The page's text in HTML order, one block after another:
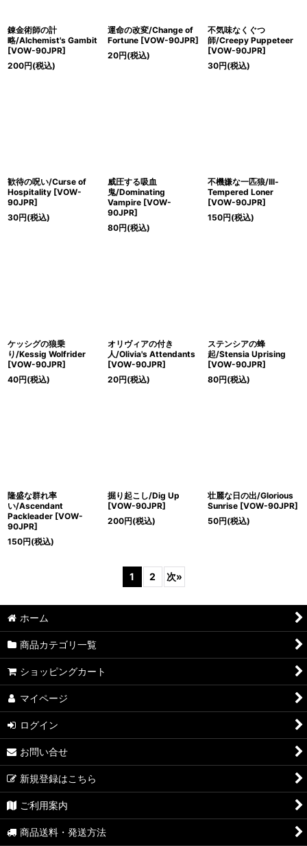
錬金術師の計
略/Alchemist's Gambit
[VOW-90JPR]
200円(税込)
運命の改変/Change of
Fortune [VOW-90JPR]
20円(税込)
不気味なくぐつ
師/Creepy Puppeteer
[VOW-90JPR]
30円(税込)
歓待の呪い/Curse of
Hospitality [VOW-
90JPR]
30円(税込)
威圧する吸血
鬼/Dominating
Vampire [VOW-
90JPR]
80円(税込)
不機嫌な一匹狼/Ill-
Tempered Loner
[VOW-90JPR]
150円(税込)
ケッシグの狼乗
り/Kessig Wolfrider
[VOW-90JPR]
40円(税込)
オリヴィアの付き
人/Olivia's Attendants
[VOW-90JPR]
20円(税込)
ステンシアの蜂
起/Stensia Uprising
[VOW-90JPR]
80円(税込)
隆盛な群れ率
い/Ascendant
Packleader [VOW-
90JPR]
150円(税込)
掘り起こし/Dig Up
[VOW-90JPR]
200円(税込)
壮麗な日の出/Glorious
Sunrise [VOW-90JPR]
50円(税込)
1 2 次»
ホーム
商品カテゴリ一覧
ショッピングカート
マイページ
ログイン
お問い合せ
新規登録はこちら
ご利用案内
商品送料・発送方法